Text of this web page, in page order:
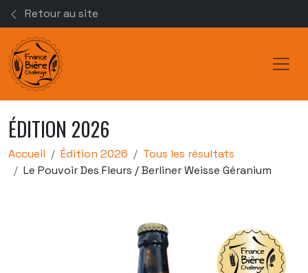
Retour au site
ÉDITION 2026
Accueil Édition 2026
Tous les résultats
Le Pouvoir Des Fleurs / Berliner Weisse Géranium